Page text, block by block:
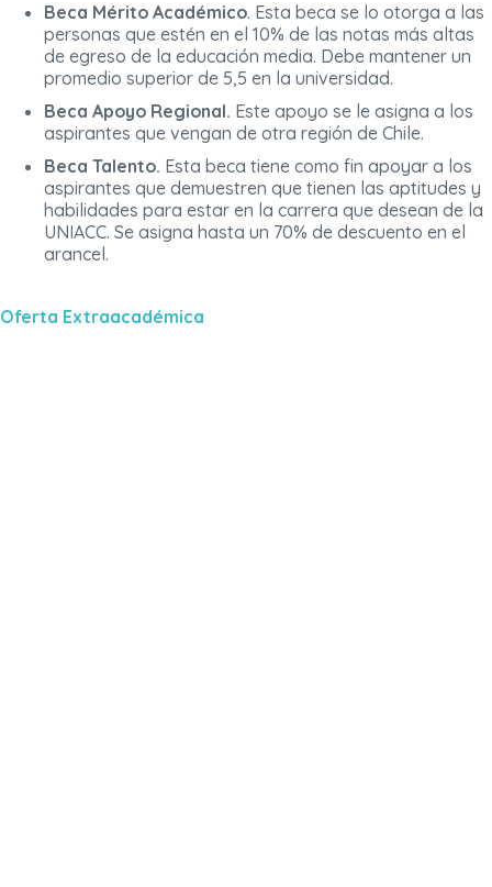
Beca Mérito Académico. Esta beca se lo otorga a las
personas que estén en el 10% de las notas más altas
de egreso de la educación media. Debe mantener un
promedio superior de 5,5 en la universidad.
Beca Apoyo Regional. Este apoyo se le asigna a los
aspirantes que vengan de otra región de Chile.
Beca Talento. Esta beca tiene como fin apoyar a los
aspirantes que demuestren que tienen las aptitudes y
habilidades para estar en la carrera que desean de la
UNIACC. Se asigna hasta un 70% de descuento en el
arancel.
Oferta Extraacadémica